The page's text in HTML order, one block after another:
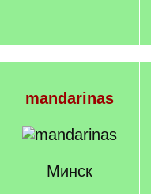
mandarinas
Минск